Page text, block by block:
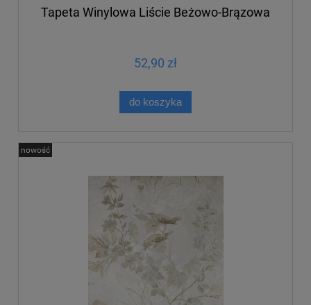
Tapeta Winylowa Liście Beżowo-Brązowa
52,90 zł
do koszyka
nowość